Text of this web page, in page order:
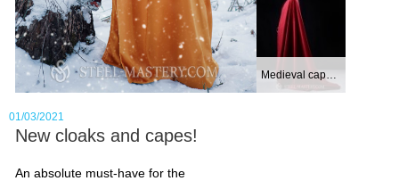
Medieval cape wit...
01/03/2021
New cloaks and capes!
An absolute must-have for the